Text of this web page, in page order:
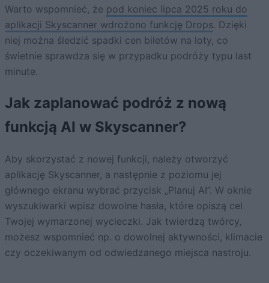
Warto wspomnieć, że pod koniec lipca 2025 roku do
aplikacji Skyscanner wdrożono funkcję Drops. Dzięki
niej można śledzić spadki cen biletów na loty, co
świetnie sprawdza się w przypadku podróży typu last
minute.
Jak zaplanować podróż z nową
funkcją AI w Skyscanner?
Aby skorzystać z nowej funkcji, należy otworzyć
aplikację Skyscanner, a następnie z poziomu jej
głównego ekranu wybrać przycisk „Planuj AI”. W oknie
wyszukiwarki wpisz dowolne hasła, które opiszą cel
Twojej wymarzonej wycieczki. Jak twierdzą twórcy,
możesz wspomnieć np. o dowolnej aktywności, klimacie
czy oczekiwanym od odwiedzanego miejsca nastroju.